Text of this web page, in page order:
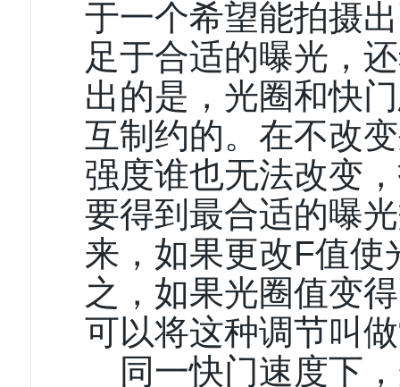
于一个希望能拍摄
足于合适的曝光，
出的是，光圈和快
互制约的。在不改
强度谁也无法改变
要得到最合适的曝
来，如果更改F值使
之，如果光圈值变
可以将这种调节叫做
同一快门速度下